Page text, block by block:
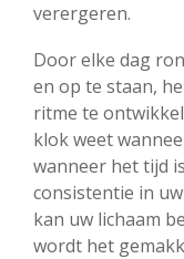
verergeren.
Door elke dag
en op te staan,
ritme te
klok weet
wanneer het tijd
consistentie in
kan uw lichaam
wordt het